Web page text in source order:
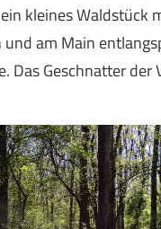
kleines
am Main
Das Geschnatter